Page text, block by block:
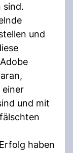
sind.
und
einer
und mit
haben